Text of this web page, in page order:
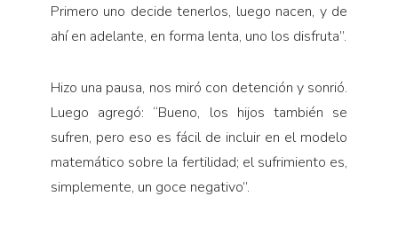
Primero uno decide tenerlos, luego nacen, y de
ahí en adelante, en forma lenta, uno los disfruta”.
Hizo una pausa, nos miró con detención y sonrió.
Luego agregó: “Bueno, los hijos también se
sufren, pero eso es fácil de incluir en el modelo
matemático sobre la fertilidad; el sufrimiento es,
simplemente, un goce negativo”.